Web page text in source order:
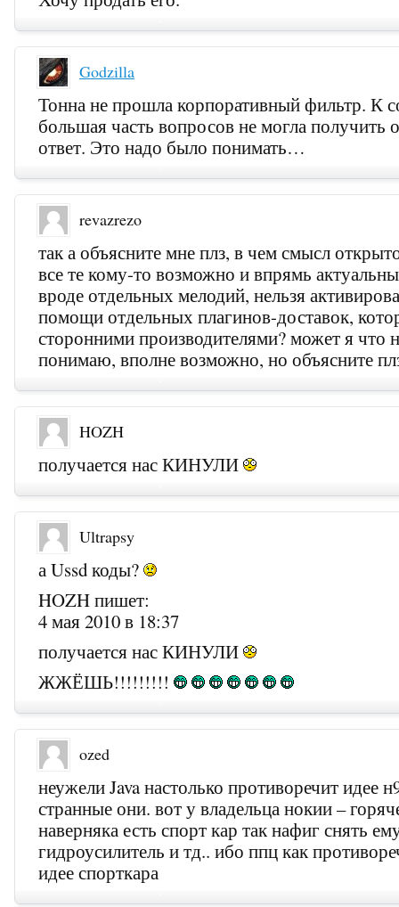
Godzilla
Тонна не прошла корпоративный фильтр. К
большая часть вопросов не могла получить
ответ. Это надо было понимать…
revazrezo
так а объясните мне плз, в чем смысл
все те кому-то возможно и впрямь
вроде отдельных мелодий, нельзя
помощи отдельных плагинов-доставок,
сторонними производителями? может я что
понимаю, вполне возможно, но объясните
HOZH
получается нас КИНУЛИ
Ultrapsy
а Ussd коды?
HOZH пишет:
4 мая 2010 в 18:37
получается нас КИНУЛИ
ЖЖЁШЬ!!!!!!!!!
ozed
неужели Java настолько противоречит идее
странные они. вот у владельца нокии –
наверняка есть спорт кар так нафиг снять
гидроусилитель и тд.. ибо ппц как
идее спорткара